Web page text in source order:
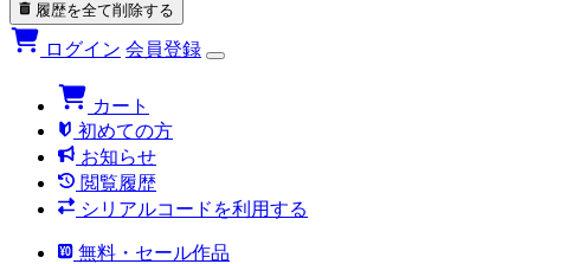
履歴を全て削除する
ログイン 会員登録
カート
初めての方
お知らせ
閲覧履歴
シリアルコードを利用する
無料・セール作品